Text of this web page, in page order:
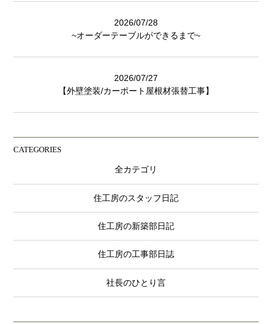
2026/07/28
~オーダーテーブルができるまで~
2026/07/27
【外壁塗装/カーポート屋根材張替工事】
CATEGORIES
全カテゴリ
住工房のスタッフ日記
住工房の新築部日記
住工房の工事部日誌
社長のひとり言